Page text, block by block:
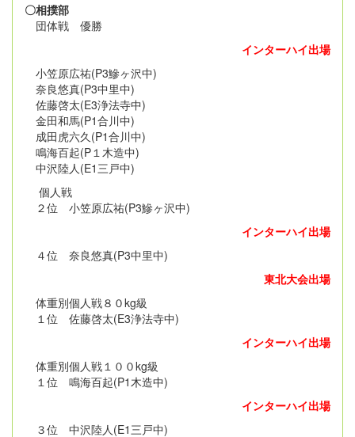
〇相撲部
団体戦 優勝
インターハイ出場
小笠原広祐(P3鰺ヶ沢中)
奈良悠真(P3中里中)
佐藤啓太(E3浄法寺中)
金田和馬(P1合川中)
成田虎六久(P1合川中)
鳴海百起(P１木造中)
中沢陸人(E1三戸中)
個人戦
２位 小笠原広祐(P3鰺ヶ沢中)
インターハイ出場
４位 奈良悠真(P3中里中)
東北大会出場
体重別個人戦８０kg級
１位 佐藤啓太(E3浄法寺中)
インターハイ出場
体重別個人戦１００kg級
１位 鳴海百起(P1木造中)
インターハイ出場
３位 中沢陸人(E1三戸中)